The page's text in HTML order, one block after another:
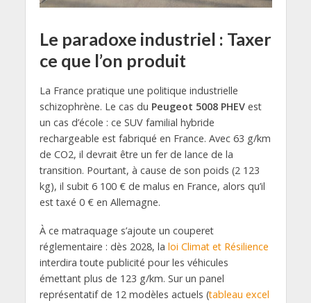
Le paradoxe industriel : Taxer
ce que l’on produit
La France pratique une politique industrielle
schizophrène. Le cas du Peugeot 5008 PHEVest
un cas d’école : ce SUV familial hybride
rechargeable est fabriqué en France. Avec 63 g/km
de CO2, il devrait être un fer de lance de la
transition. Pourtant, à cause de son poids (2 123
kg), il subit 6 100 € de malus en France, alors qu’il
est taxé 0 € en Allemagne.
À ce matraquage s’ajoute un couperet
réglementaire : dès 2028, la loi Climat et Résilience
interdira toute publicité pour les véhicules
émettant plus de 123 g/km. Sur un panel
représentatif de 12 modèles actuels (tableau excel